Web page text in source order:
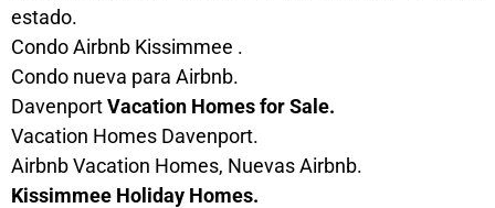
estado.
Condo Airbnb Kissimmee .
Condo nueva para Airbnb.
DavenportVacation Homes for Sale.
Vacation Homes Davenport.
Airbnb Vacation Homes, Nuevas Airbnb.
Kissimmee Holiday Homes.